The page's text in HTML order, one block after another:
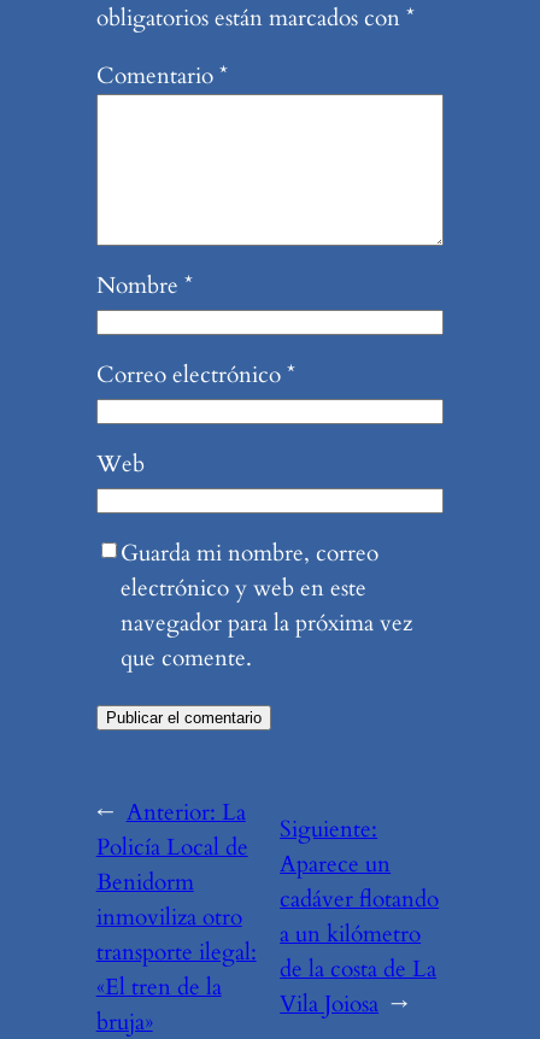
obligatorios están marcados con*
Comentario*
Nombre *
Correo electrónico*
Web
Guarda mi nombre, correo
electrónico y web en este
navegador para la próxima vez
que comente.
← Anterior: La
Policía Local de
Benidorm
inmoviliza otro
transporte ilegal:
«El tren de la
bruja»
Siguiente:
Aparece un
cadáver flotando
a un kilómetro
de la costa de La
Vila Joiosa →